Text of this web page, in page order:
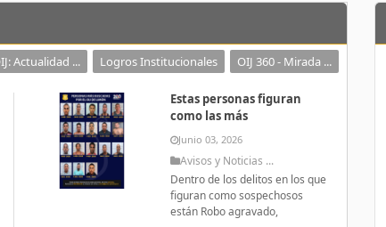
Actualidad ... Logros Institucionales OIJ 360 - Mirada ...
Estas personas figuran
como las más
Junio 03, 2026
Avisos y Noticias ...
Dentro de los delitos en los que
figuran como sospechosos
están Robo agravado,